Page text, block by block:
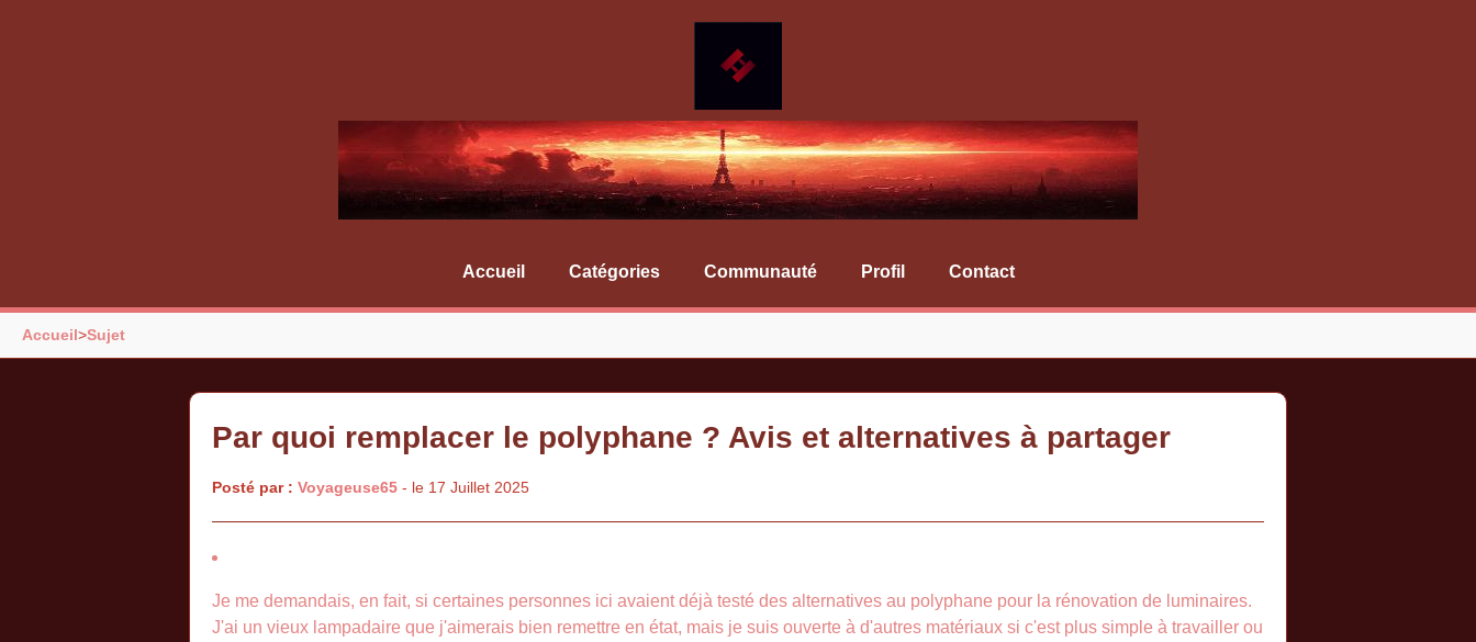
Accueil Catégories Communauté Profil Contact
Accueil>Sujet
Par quoi remplacer le polyphane ? Avis et alternatives à partager
Posté par : Voyageuse65 - le 17 Juillet 2025
Je me demandais, en fait, si certaines personnes ici avaient déjà testé des alternatives au polyphane pour la rénovation de luminaires.
J'ai un vieux lampadaire que j'aimerais bien remettre en état, mais je suis ouverte à d'autres matériaux si c'est plus simple à travailler ou